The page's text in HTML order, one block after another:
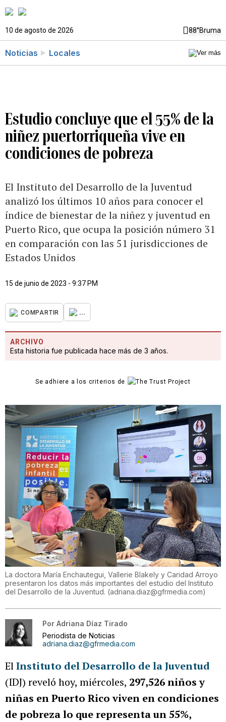
10 de agosto de 2026 88°Bruma
Noticias Locales
Estudio concluye que el 55% de la
niñez puertorriqueña vive en
condiciones de pobreza
El Instituto del Desarrollo de la Juventud
analizó los últimos 10 años para conocer el
índice de bienestar de la niñez y juventud en
Puerto Rico, que ocupa la posición número 31
en comparación con las 51 jurisdicciones de
Estados Unidos
15 de junio de 2023 - 9:37 PM
COMPARTIR ...
ARCHIVO
Esta historia fue publicada hace más de 3 años.
Se adhiere a los criterios de
La doctora María Enchautegui, Vallerie Blakely y Caridad Arroyo
presentaron los datos más importantes del estudio del Instituto
del Desarrollo de la Juventud. (adriana.diaz@gfrmedia.com)
Por Adriana Díaz Tirado
Periodista de Noticias
adriana.diaz@gfrmedia.com
ElInstituto del Desarrollo de la Juventud
(IDJ) reveló hoy, miércoles, 297,526 niños y
niñas en Puerto Rico viven en condiciones
de pobreza lo que representa un 55%,